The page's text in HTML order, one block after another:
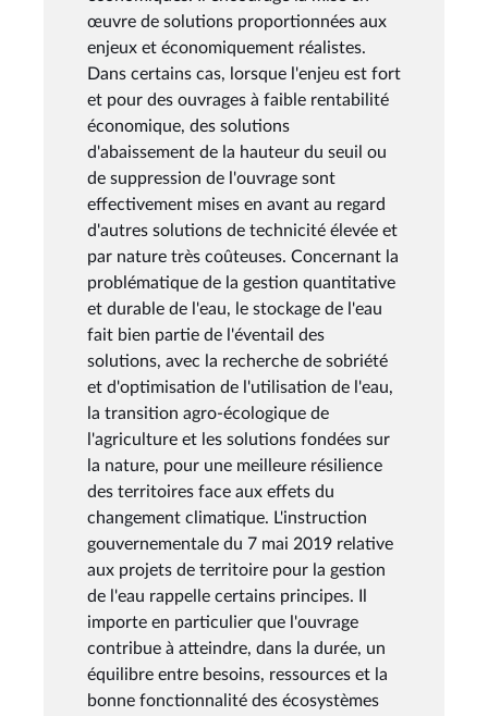
œuvre de solutions proportionnées aux
enjeux et économiquement réalistes.
Dans certains cas, lorsque l'enjeu est fort
et pour des ouvrages à faible rentabilité
économique, des solutions
d'abaissement de la hauteur du seuil ou
de suppression de l'ouvrage sont
effectivement mises en avant au regard
d'autres solutions de technicité élevée et
par nature très coûteuses. Concernant la
problématique de la gestion quantitative
et durable de l'eau, le stockage de l'eau
fait bien partie de l'éventail des
solutions, avec la recherche de sobriété
et d'optimisation de l'utilisation de l'eau,
la transition agro-écologique de
l'agriculture et les solutions fondées sur
la nature, pour une meilleure résilience
des territoires face aux effets du
changement climatique. L'instruction
gouvernementale du 7 mai 2019 relative
aux projets de territoire pour la gestion
de l'eau rappelle certains principes. Il
importe en particulier que l'ouvrage
contribue à atteindre, dans la durée, un
équilibre entre besoins, ressources et la
bonne fonctionnalité des écosystèmes